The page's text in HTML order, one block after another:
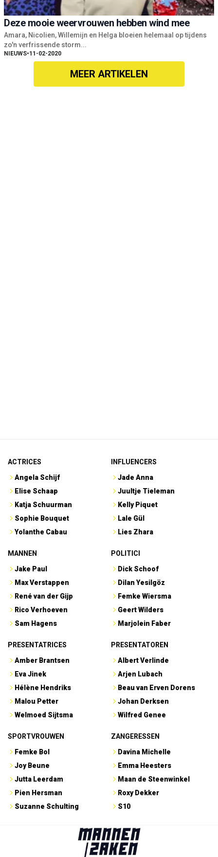
Deze mooie weervrouwen hebben wind mee
Amara, Nicolien, Willemijn en Helga bloeien helemaal op tijdens
zo'n verfrissende storm...
NIEUWS•11-02-2020
MEER ARTIKELEN
ACTRICES
Angela Schijf
Elise Schaap
Katja Schuurman
Sophie Bouquet
Yolanthe Cabau
INFLUENCERS
Jade Anna
Juultje Tieleman
Kelly Piquet
Lale Gül
Lies Zhara
MANNEN
Jake Paul
Max Verstappen
René van der Gijp
Rico Verhoeven
Sam Hagens
POLITICI
Dick Schoof
Dilan Yesilgöz
Femke Wiersma
Geert Wilders
Marjolein Faber
PRESENTATRICES
Amber Brantsen
Eva Jinek
Hélène Hendriks
Malou Petter
Welmoed Sijtsma
PRESENTATOREN
Albert Verlinde
Arjen Lubach
Beau van Erven Dorens
Johan Derksen
Wilfred Genee
SPORTVROUWEN
Femke Bol
Joy Beune
Jutta Leerdam
Pien Hersman
Suzanne Schulting
ZANGERESSEN
Davina Michelle
Emma Heesters
Maan de Steenwinkel
Roxy Dekker
S10